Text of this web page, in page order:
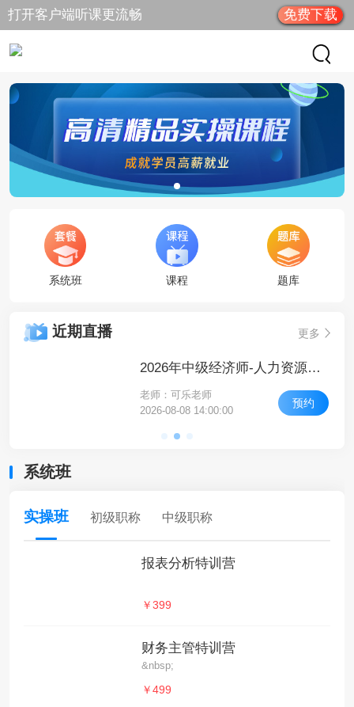
打开客户端听课更流畅 免费下载
系统班 课程 题库
近期直播 更多
2026年中级经济师-人力资源管理-高频考点课-高频考点3
老师：可乐老师
2026-08-08 14:00:00
预约
系统班
实操班 初级职称 中级职称
报表分析特训营
￥399
财务主管特训营
&nbsp;
￥499